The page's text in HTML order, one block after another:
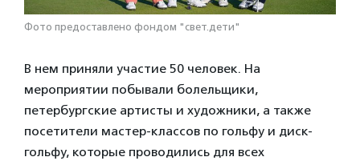
Фото предоставлено фондом "свет.дети"
В нем приняли участие 50 человек. На
мероприятии побывали болельщики,
петербургские артисты и художники, а также
посетители мастер-классов по гольфу и диск-
гольфу, которые проводились для всех